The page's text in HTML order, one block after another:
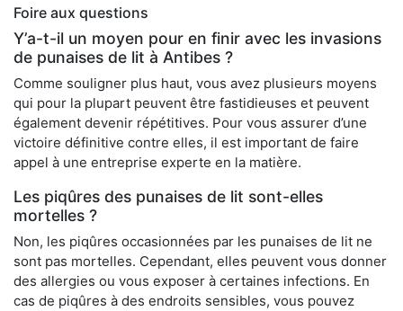
Foire aux questions
Y’a-t-il un moyen pour en finir avec les invasions
de punaises de lit à Antibes ?
Comme souligner plus haut, vous avez plusieurs moyens
qui pour la plupart peuvent être fastidieuses et peuvent
également devenir répétitives. Pour vous assurer d’une
victoire définitive contre elles, il est important de faire
appel à une entreprise experte en la matière.
Les piqûres des punaises de lit sont-elles
mortelles ?
Non, les piqûres occasionnées par les punaises de lit ne
sont pas mortelles. Cependant, elles peuvent vous donner
des allergies ou vous exposer à certaines infections. En
cas de piqûres à des endroits sensibles, vous pouvez